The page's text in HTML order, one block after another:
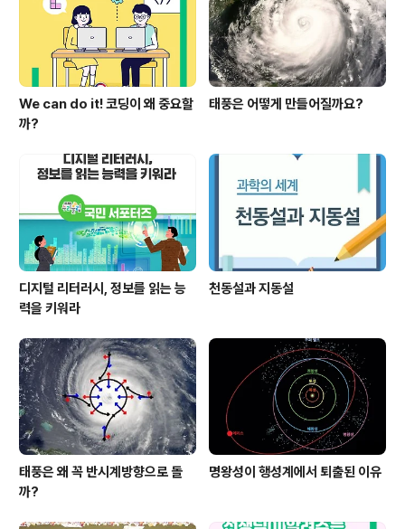
생하지요. 벌이 꽃 사이를 오가며 식물의 수분을 돕는다는
사실도 잘 알고 계실 겁니다. 즉..
We can do it! 코딩이 왜 중요할
까?
태풍은 어떻게 만들어질까요?
디지털 리터러시, 정보를 읽는 능
력을 키워라
천동설과 지동설
태풍은 왜 꼭 반시계방향으로 돌
까?
명왕성이 행성계에서 퇴출된 이유